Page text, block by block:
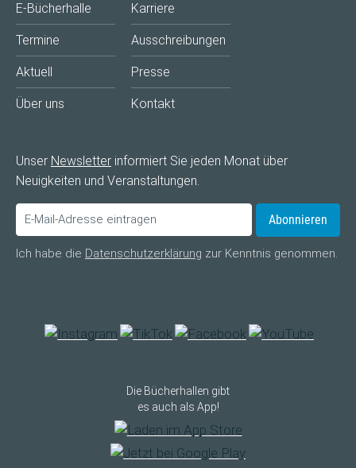
E-Bücherhalle
Termine
Aktuell
Über uns
Karriere
Ausschreibungen
Presse
Kontakt
Unser Newsletter informiert Sie jeden Monat über
Neuigkeiten und Veranstaltungen.
Abonnieren
Ich habe die Datenschutzerklärung zur Kenntnis genommen.
Die Bücherhallen gibt
es auch als App!